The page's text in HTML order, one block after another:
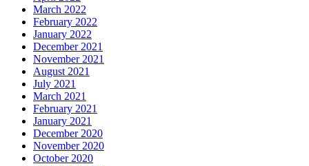
March 2022
February 2022
January 2022
December 2021
November 2021
August 2021
July 2021
March 2021
February 2021
January 2021
December 2020
November 2020
October 2020